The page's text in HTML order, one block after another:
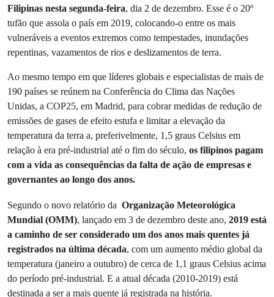
Filipinas nesta segunda-feira, dia 2 de dezembro. Esse é o 20º
tufão que assola o país em 2019, colocando-o entre os mais
vulneráveis ​​a eventos extremos como tempestades, inundações
repentinas, vazamentos de rios e deslizamentos de terra.
Ao mesmo tempo em que líderes globais e especialistas de mais de
190 países se reúnem na Conferência do Clima das Nações
Unidas, a COP25, em Madrid, para cobrar medidas de redução de
emissões de gases de efeito estufa e limitar a elevação da
temperatura da terra a, preferivelmente, 1,5 graus Celsius em
relação à era pré-industrial até o fim do século, os filipinos pagam
com a vida as consequências da falta de ação de empresas e
governantes ao longo dos anos.
Segundo o novo relatório da Organização Meteorológica
Mundial (OMM), lançado em 3 de dezembro deste ano, 2019 está
a caminho de ser considerado um dos anos mais quentes já
registrados na última década, com um aumento médio global da
temperatura (janeiro a outubro) de cerca de 1,1 graus Celsius acima
do período pré-industrial. E a atual década (2010-2019) está
destinada a ser a mais quente já registrada na história.